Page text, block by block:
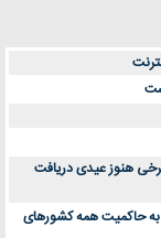
حساس و کلان
هنوز عیدی دریافت
به حاکمیت همه کشورهای